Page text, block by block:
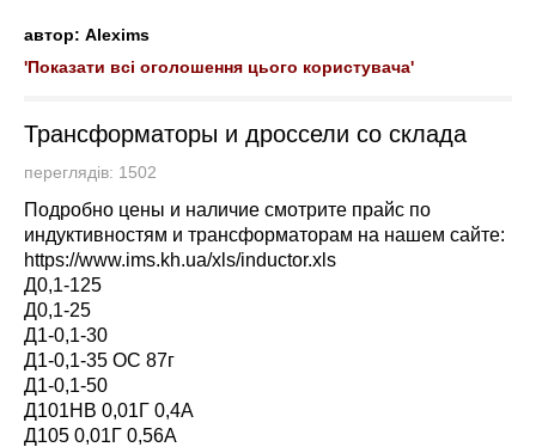
автор: Alexims
'Показати всі оголошення цього користувача'
Трансформаторы и дроссели со склада
переглядів: 1502
Подробно цены и наличие смотрите прайс по
индуктивностям и трансформаторам на нашем сайте:
https://www.ims.kh.ua/xls/inductor.xls
Д0,1-125
Д0,1-25
Д1-0,1-30
Д1-0,1-35 ОС 87г
Д1-0,1-50
Д101НВ 0,01Г 0,4А
Д105 0,01Г 0,56А